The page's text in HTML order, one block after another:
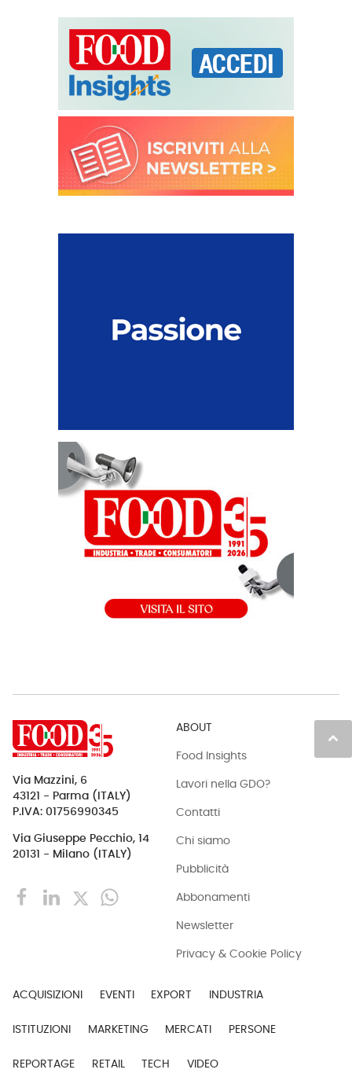
keyboard_arrow_up
Via Mazzini, 6
43121 - Parma (ITALY)
P.IVA: 01756990345
Via Giuseppe Pecchio, 14
20131 - Milano (ITALY)
ABOUT
Food Insights
Lavori nella GDO?
Contatti
Chi siamo
Pubblicità
Abbonamenti
Newsletter
Privacy & Cookie Policy
ACQUISIZIONI EVENTI EXPORT INDUSTRIA
ISTITUZIONI MARKETING MERCATI PERSONE
REPORTAGE RETAIL TECH VIDEO